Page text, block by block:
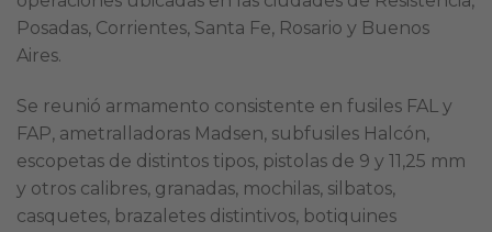
Posadas, Corrientes, Santa Fe, Rosario y Buenos
Aires.
Se reunió armamento consistente en fusiles FAL y
FAP, ametralladoras Madsen, subfusiles Halcón,
escopetas de distintos tipos, pistolas de 9 y 11,25 mm
y otros calibres, granadas, mochilas, silbatos,
casquetes, brazaletes distintivos, botiquines